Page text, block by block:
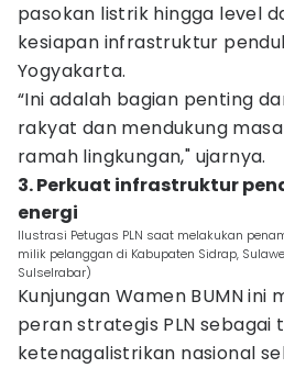
pasokan listrik hingga level
kesiapan infrastruktur
Yogyakarta.
“Ini adalah bagian penting
rakyat dan mendukung
ramah lingkungan," ujarnya.
3. Perkuat infrastruktur
energi
Ilustrasi Petugas PLN saat melakukan
milik pelanggan di Kabupaten Sidrap,
Sulselrabar)
Kunjungan Wamen BUMN ini
peran strategis PLN sebagai
ketenagalistrikan nasional